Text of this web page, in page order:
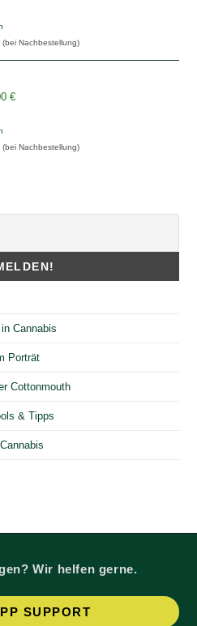
(bei Nachbestellung)
€
(bei Nachbestellung)
Cannabis
Porträt
Cottonmouth
& Tipps
Wir helfen gerne.
SUPPORT